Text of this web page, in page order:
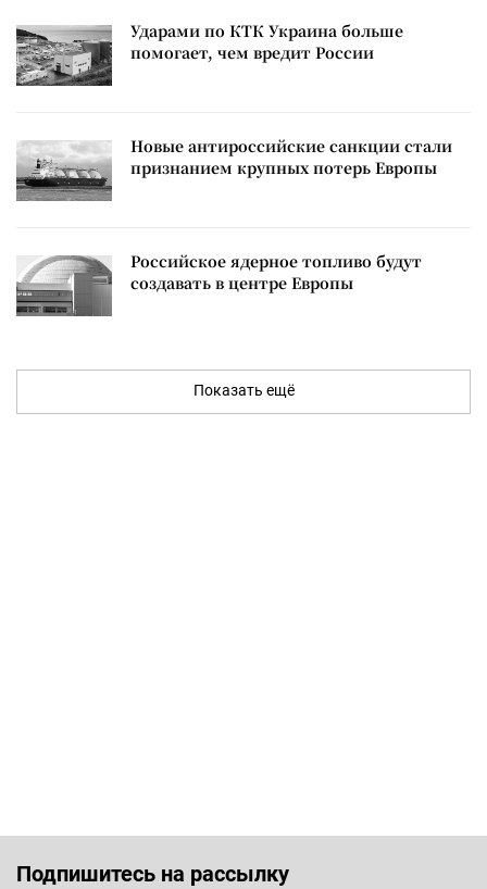
Ударами по КТК Украина больше
помогает, чем вредит России
Новые антироссийские санкции стали
признанием крупных потерь Европы
Российское ядерное топливо будут
создавать в центре Европы
Показать ещё
Подпишитесь на рассылку